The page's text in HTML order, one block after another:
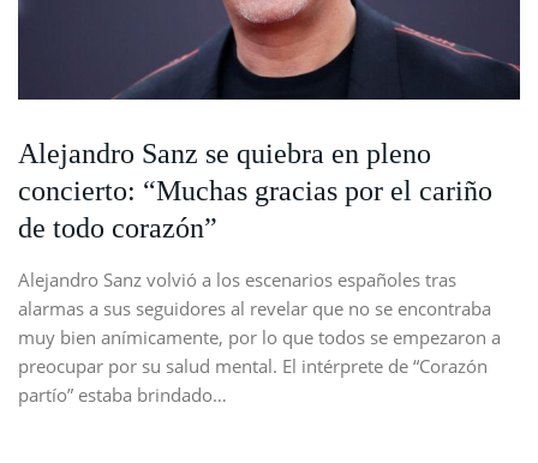
Alejandro Sanz se quiebra en pleno
concierto: “Muchas gracias por el cariño
de todo corazón”
Alejandro Sanz volvió a los escenarios españoles tras
alarmas a sus seguidores al revelar que no se encontraba
muy bien anímicamente, por lo que todos se empezaron a
preocupar por su salud mental. El intérprete de “Corazón
partío” estaba brindado…